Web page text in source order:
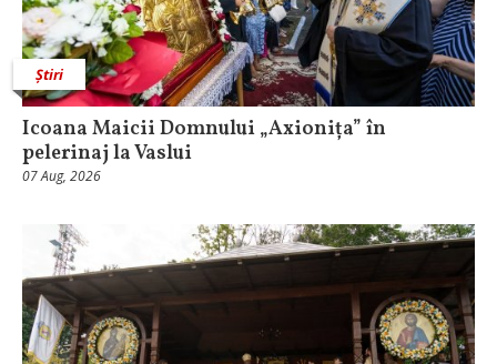
Știri
Icoana Maicii Domnului „Axionița” în
pelerinaj la Vaslui
07 Aug, 2026